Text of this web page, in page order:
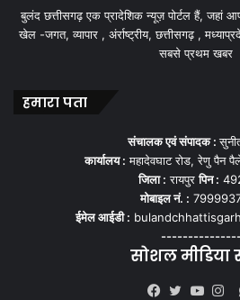
बुलंद छत्तीसगढ़ एक प्रादेशिक न्यूज़ पोर्टल हैं, जहां
खेल -जगत, व्यापार , अंर्राष्ट्रीय, छत्तीसगढ़ ,
सबसे प्रथम खबर
हमारा पता
संचालक एवं संपादक :
कार्यालय : महादेवघाट रोड, रेणु पैन
जिला : रायपुरपिन :
मोबाइल नं. :
ईमेल आईडी :
सोशल मीडिया